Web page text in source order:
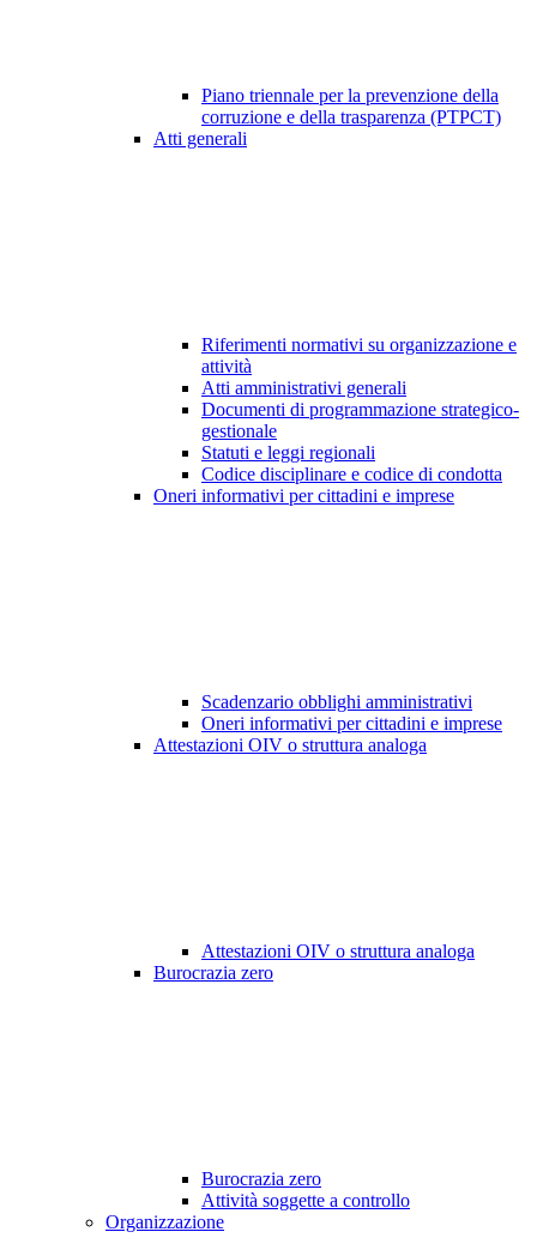
Piano triennale per la prevenzione della
corruzione e della trasparenza (PTPCT)
Atti generali
Riferimenti normativi su organizzazione e
attività
Atti amministrativi generali
Documenti di programmazione strategico-
gestionale
Statuti e leggi regionali
Codice disciplinare e codice di condotta
Oneri informativi per cittadini e imprese
Scadenzario obblighi amministrativi
Oneri informativi per cittadini e imprese
Attestazioni OIV o struttura analoga
Attestazioni OIV o struttura analoga
Burocrazia zero
Burocrazia zero
Attività soggette a controllo
Organizzazione